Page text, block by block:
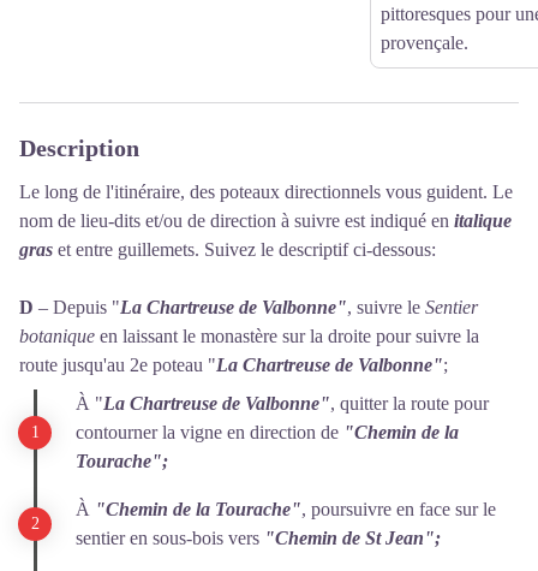
pittoresques pour
provençale.
Description
Le long de l'itinéraire, des poteaux directionnels vous guident. Le
nom de lieu-dits et/ou de direction à suivre est indiqué en italique
gras et entre guillemets. Suivez le descriptif ci-dessous:
D – Depuis "La Chartreuse de Valbonne", suivre le Sentier
botanique en laissant le monastère sur la droite pour suivre la
route jusqu'au 2e poteau "La Chartreuse de Valbonne";
À "La Chartreuse de Valbonne", quitter la route pour
contourner la vigne en direction de "Chemin de la
Tourache";
À "Chemin de la Tourache", poursuivre en face sur le
sentier en sous-bois vers "Chemin de St Jean";